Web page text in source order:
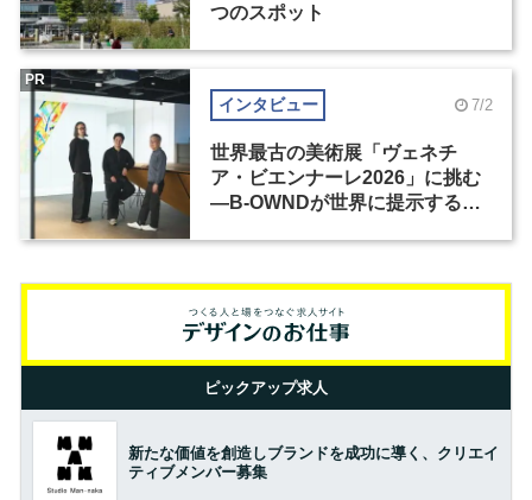
つのスポット
インタビュー 7/2
世界最古の美術展「ヴェネチ
ア・ビエンナーレ2026」に挑む
―B-OWNDが世界に提示する美
PR
ピックアップ求人
新たな価値を創造しブランドを成功に導く、クリエイ
ティブメンバー募集